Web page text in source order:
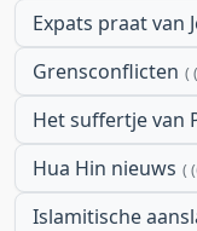
Expats praat van
Grensconflicten
Het suffertje van
Hua Hin nieuws
Islamitische